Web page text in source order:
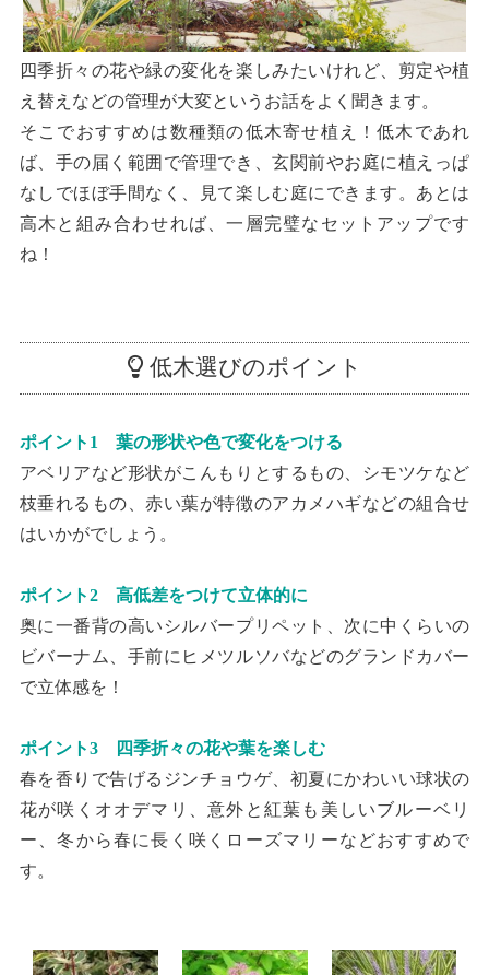
四季折々の花や緑の変化を楽しみたいけれど、剪定や植
え替えなどの管理が大変というお話をよく聞きます。
そこでおすすめは数種類の低木寄せ植え！低木であれ
ば、手の届く範囲で管理でき、玄関前やお庭に植えっぱ
なしでほぼ手間なく、見て楽しむ庭にできます。あとは
高木と組み合わせれば、一層完璧なセットアップです
ね！
低木選びのポイント
ポイント1 葉の形状や色で変化をつける
アベリアなど形状がこんもりとするもの、シモツケなど
枝垂れるもの、赤い葉が特徴のアカメハギなどの組合せ
はいかがでしょう。
ポイント2 高低差をつけて立体的に
奥に一番背の高いシルバープリペット、次に中くらいの
ビバーナム、手前にヒメツルソバなどのグランドカバー
で立体感を！
ポイント3 四季折々の花や葉を楽しむ
春を香りで告げるジンチョウゲ、初夏にかわいい球状の
花が咲くオオデマリ、意外と紅葉も美しいブルーベリ
ー、冬から春に長く咲くローズマリーなどおすすめで
す。